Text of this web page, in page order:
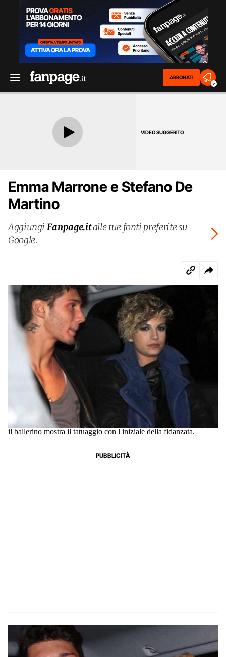
ABBONATI
2
VIDEO SUGGERITO
Emma Marrone e Stefano De
Martino
Aggiungi Fanpage.italle tue fonti preferite su
Google.
il ballerino mostra il tatuaggio con l iniziale della fidanzata.